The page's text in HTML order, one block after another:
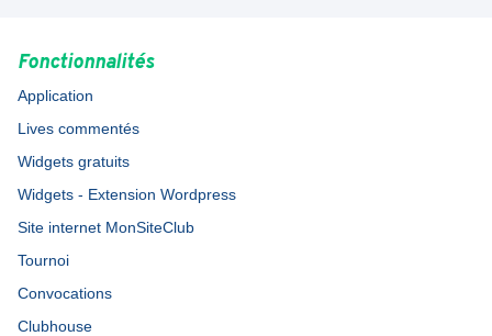
Fonctionnalités
Application
Lives commentés
Widgets gratuits
Widgets - Extension Wordpress
Site internet MonSiteClub
Tournoi
Convocations
Clubhouse